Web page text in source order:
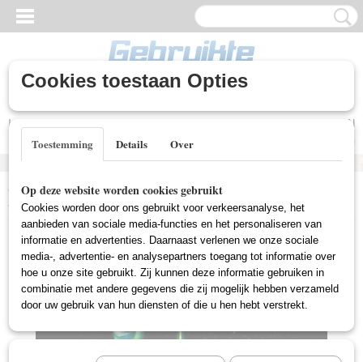
Inloggen
UW WINKELWAGEN
Home >Gebruikte DVD's>Science Fiction DVD Gebruikt
Resurrection (Gebruikt)
Cookies toestaan Opties
Toestemming Details Over
Op deze website worden cookies gebruikt
Cookies worden door ons gebruikt voor verkeersanalyse, het
aanbieden van sociale media-functies en het personaliseren van
informatie en advertenties. Daarnaast verlenen we onze sociale
media-, advertentie- en analysepartners toegang tot informatie over
hoe u onze site gebruikt. Zij kunnen deze informatie gebruiken in
combinatie met andere gegevens die zij mogelijk hebben verzameld
door uw gebruik van hun diensten of die u hen hebt verstrekt.